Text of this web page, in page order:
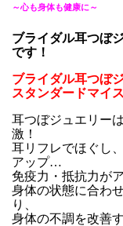
～心も身体も健康に～
ブライダル耳つぼ
です！
ブライダル耳つぼ
スタンダードマイ
耳つぼジュエリー
激！
耳リフレでほぐし
アップ…
免疫力・抵抗力が
身体の状態に合わ
り、
身体の不調を改善